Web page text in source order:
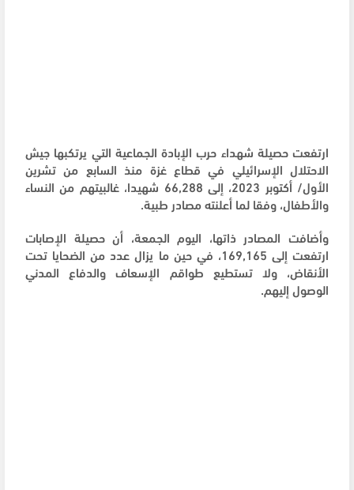
ارتفعت حصيلة شهداء حرب الإبادة الجماعية التي يرتكبها جيش
الاحتلال الإسرائيلي في قطاع غزة منذ السابع من تشرين
الأول/ أكتوبر 2023، إلى 66,288 شهيدا، غالبيتهم من النساء
والأطفال، وفقا لما أعلنته مصادر طبية.
وأضافت المصادر ذاتها، اليوم الجمعة، أن حصيلة الإصابات
ارتفعت إلى 169,165، في حين ما يزال عدد من الضحايا تحت
الأنقاض، ولا تستطيع طواقم الإسعاف والدفاع المدني
الوصول إليهم.